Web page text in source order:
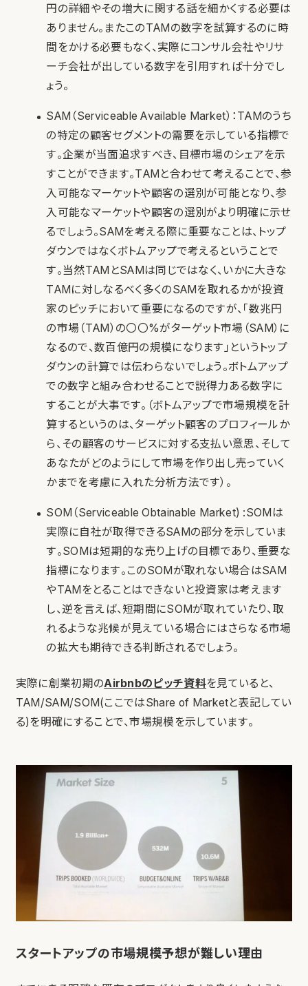
円の詳細やその増大に関する話を細かくする必要は
ありません。またこのTAMの数字を試算するのに時
間をかける必要もなく、実際にコンサル会社やリサ
ーチ会社が出している数字を引用すれば十分でし
ょう。
SAM（Serviceable Available Market）：TAMのうち
の特定の顧客セグメントの需要を示している指標で
す。企業が当面追求すべき、目標市場のシェアを示
すことができます。TAMと合わせて考えることで、参
入可能なマーケットや顧客の選別が可能となり、参
入可能なマーケットや顧客の選別がより明確に示せ
るでしょう。SAMを考える際に重要なことは、トップ
ダウンではなくボトムアップで考えるということで
す。当然TAMとSAMは同じではなく、いかに大きな
TAMに対しなるべく多くのSAMを取れるかが投資
家のピッチにおいて重要になるのですが、「数兆円
の市場（TAM）の〇〇%がターゲット市場（SAM）に
なるので、数百億円の規模になります」というトップ
ダウンの計算では伝わらないでしょう。ボトムアップ
での数字と組み合わせることで説得力ある数字に
することが大事です。（ボトムアップで市場規模を計
算するというのは、ターゲット顧客のプロフィールか
ら、その顧客のサービスに対する支払い意思、そして
あなたがどのようにして市場を作り出し売っていく
かまでを考慮に入れた分析方法です）。
SOM（Serviceable Obtainable Market) :SOMは
実際に自社が取得できるSAMの部分を示していま
す。SOMは短期的な売り上げの目標であり、重要な
指標になります。このSOMが取れない場合はSAM
やTAMをとることはできないと投資家は考えます
し、逆を言えば、短期間にSOMが取れていたり、取
れるような兆候が見えている場合にはさらなる市場
の拡大も期待できる判断されるでしょう。
実際に創業初期のAirbnbのピッチ資料を見ていると、
TAM/SAM/SOM(ここではShare of Marketと表記してい
る)を明確にすることで、市場規模を示しています。
スタートアップの市場規模予想が難しい理由